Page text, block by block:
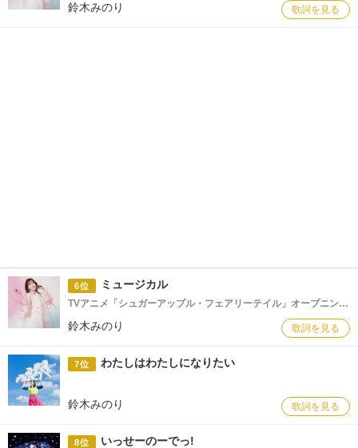
鈴木みのり 歌詞を見る
6位 ミュージカル
TVアニメ「シュガーアップル・フェアリーテイル」オープニングテーマ
鈴木みのり 歌詞を見る
7位 わたしはわたしになりたい
鈴木みのり 歌詞を見る
8位 いっせーのーでっ!